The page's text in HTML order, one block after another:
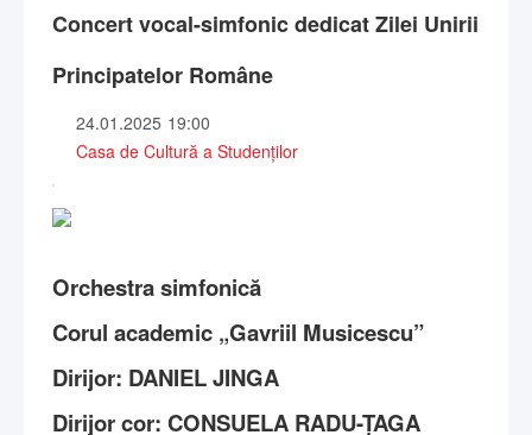
Concert vocal-simfonic dedicat Zilei Unirii
Principatelor Române
24.01.2025 19:00
Casa de Cultură a Studenților
Orchestra simfonică
Corul academic „Gavriil Musicescu”
Dirijor: DANIEL JINGA
Dirijor cor: CONSUELA RADU-ȚAGA